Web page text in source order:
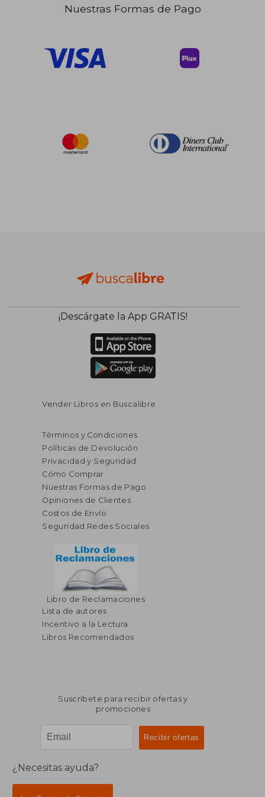
$ 20.32 dcto.
Nuestras Formas de Pago
¡Descárgate la App GRATIS!
Vender Libros en Buscalibre
Términos y Condiciones
Políticas de Devolución
Privacidad y Seguridad
Cómo Comprar
Nuestras Formas de Pago
Opiniones de Clientes
Costos de Envío
Seguridad Redes Sociales
Libro de Reclamaciones
Lista de autores
Incentivo a la Lectura
Libros Recomendados
Suscríbete para recibir ofertas y
promociones
¿Necesitas ayuda?